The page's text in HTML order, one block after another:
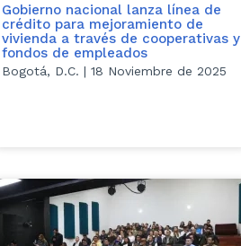
Gobierno nacional lanza línea de
crédito para mejoramiento de
vivienda a través de cooperativas y
fondos de empleados
Bogotá, D.C. | 18 Noviembre de 2025